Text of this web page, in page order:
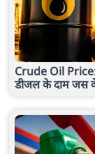
Crude Oil Price:
डीजल के दाम जस